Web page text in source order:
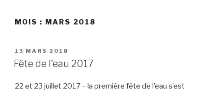
MOIS : MARS 2018
PUBLIÉ
LE
13 MARS 2018
Fête de l’eau 2017
22 et 23 juillet 2017 – la première fête de l’eau s’est